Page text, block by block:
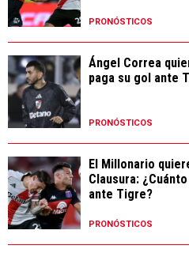
PRONÓSTICOS
Ángel Correa
paga su gol ante
PRONÓSTICOS
El Millonario
Clausura:
ante Tigre?
PRONÓSTICOS